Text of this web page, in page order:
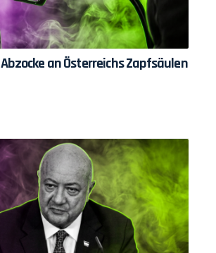
Abzocke an Österreichs Zapfsäulen